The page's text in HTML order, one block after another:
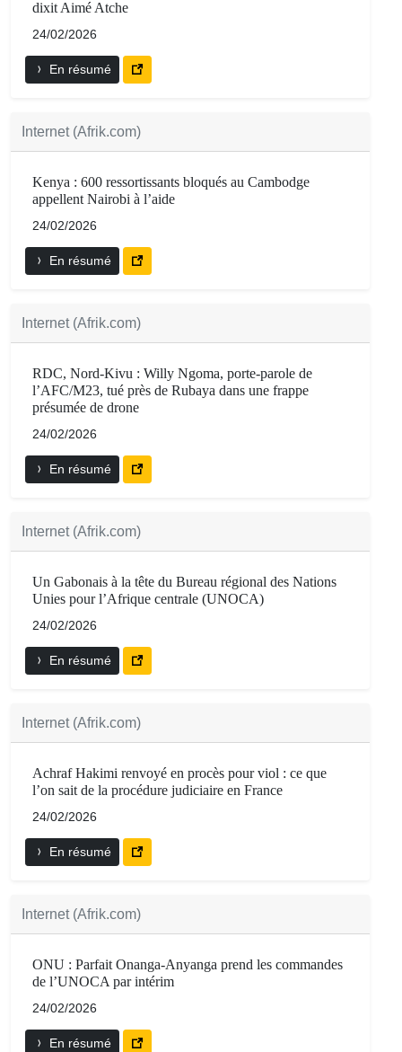
dixit Aimé Atche
24/02/2026
En résumé
Internet (Afrik.com)
Kenya : 600 ressortissants bloqués au Cambodge
appellent Nairobi à l’aide
24/02/2026
En résumé
Internet (Afrik.com)
RDC, Nord-Kivu : Willy Ngoma, porte-parole de
l’AFC/M23, tué près de Rubaya dans une frappe
présumée de drone
24/02/2026
En résumé
Internet (Afrik.com)
Un Gabonais à la tête du Bureau régional des Nations
Unies pour l’Afrique centrale (UNOCA)
24/02/2026
En résumé
Internet (Afrik.com)
Achraf Hakimi renvoyé en procès pour viol : ce que
l’on sait de la procédure judiciaire en France
24/02/2026
En résumé
Internet (Afrik.com)
ONU : Parfait Onanga-Anyanga prend les commandes
de l’UNOCA par intérim
24/02/2026
En résumé